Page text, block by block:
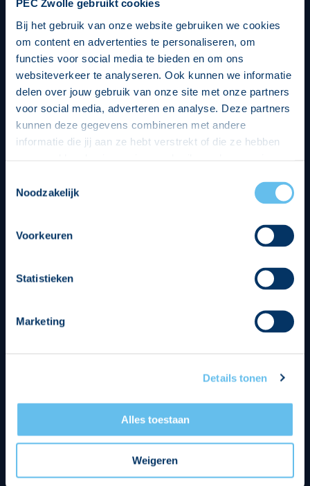
PEC Zwolle gebruikt cookies
Bij het gebruik van onze website gebruiken we cookies
om content en advertenties te personaliseren, om
functies voor social media te bieden en om ons
websiteverkeer te analyseren. Ook kunnen we informatie
delen over jouw gebruik van onze site met onze partners
voor social media, adverteren en analyse. Deze partners
kunnen deze gegevens combineren met andere
informatie die jij aan ze hebt verstrekt of die ze hebben
op een veilige en integere wijze. Je kunt je toestemming
beheren op de privacy- en cookieverklaring pagina.
Noodzakelijk
Voorkeuren
Statistieken
Marketing
Details tonen
Alles toestaan
Weigeren